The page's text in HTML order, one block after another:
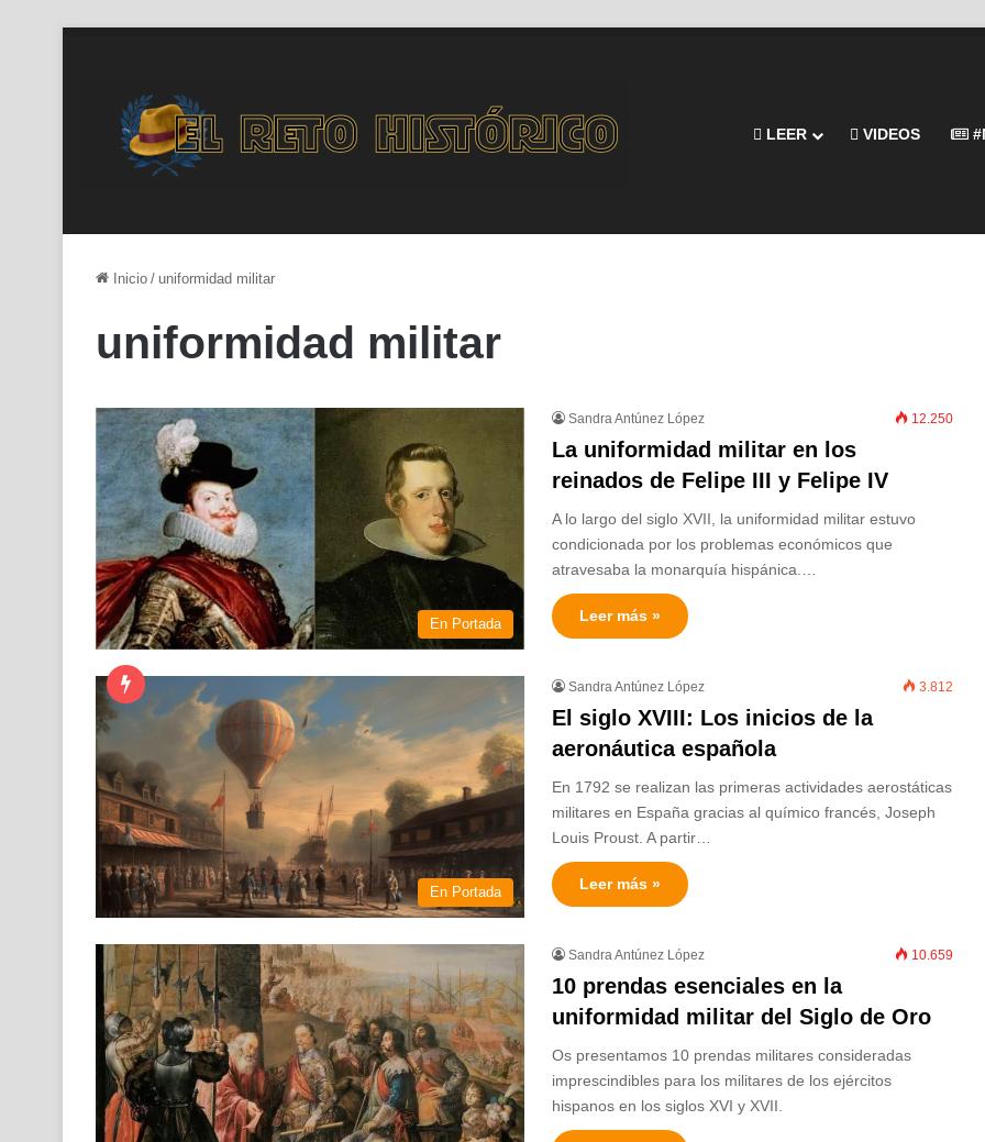
LEER VIDEOS
Inicio / uniformidad militar
uniformidad militar
En Portada
Sandra Antúnez López 12.250
La uniformidad militar en los
reinados de Felipe III y Felipe IV
A lo largo del siglo XVII, la uniformidad militar estuvo
condicionada por los problemas económicos que
atravesaba la monarquía hispánica.…
Leer más »
En Portada
Sandra Antúnez López 3.812
El siglo XVIII: Los inicios de la
aeronáutica española
En 1792 se realizan las primeras actividades aerostáticas
militares en España gracias al químico francés, Joseph
Louis Proust. A partir…
Leer más »
Sandra Antúnez López 10.659
10 prendas esenciales en la
uniformidad militar del Siglo de Oro
Os presentamos 10 prendas militares consideradas
imprescindibles para los militares de los ejércitos
hispanos en los siglos XVI y XVII.